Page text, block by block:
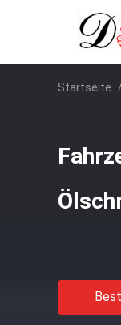
Startseite /